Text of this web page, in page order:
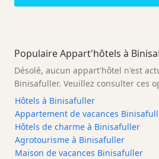
Populaire Appart'hôtels à
Désolé, aucun appart'hôtel n'est
Binisafuller. Veuillez consulter ces
Hôtels à Binisafuller
Appartement de vacances
Hôtels de charme à Binisafuller
Agrotourisme à Binisafuller
Maison de vacances Binisafuller